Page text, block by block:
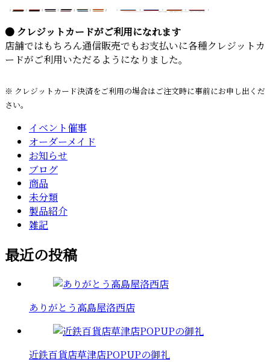
● クレジットカードがご利用になれます
店舗ではもちろん通信販売でもお支払いに各種クレジットカ
ードがご利用いただるようになりました。
※ クレジットカード決済をご利用の場合はご注文時に事前にお申し出くだ
さい。
イベント催事
オーダーメイド
お知らせ
ブログ
商品
未分類
製品紹介
雑記
最近の投稿
ありがとう高島屋洛西店
近鉄百貨店草津店POPUPの御礼